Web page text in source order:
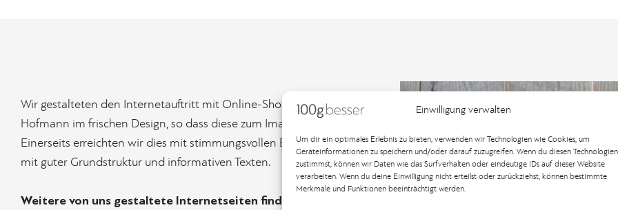
Einwilligung verwalten
Um dir ein optimales Erlebnis zu bieten, verwenden wir Technologien wie Cookies, um
Geräteinformationen zu speichern und/oder darauf zuzugreifen. Wenn du diesen Technologien
zustimmst, können wir Daten wie das Surfverhalten oder eindeutige IDs auf dieser Website
verarbeiten. Wenn du deine Einwilligung nicht erteilst oder zurückziehst, können bestimmte
Merkmale und Funktionen beeinträchtigt werden.
Wir gestalteten den Internetauftritt mit Online-Shop für das Weingut
Hofmann im frischen Design, so dass diese zum Image passt.
Einerseits erreichten wir dies mit stimmungsvollen Bildern, andererseits
mit guter Grundstruktur und informativen Texten.
Weitere von uns gestaltete Internetseiten finden Sie bei unseren